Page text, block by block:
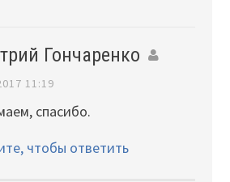
Гончаренко
11:19
спасибо.
чтобы ответить